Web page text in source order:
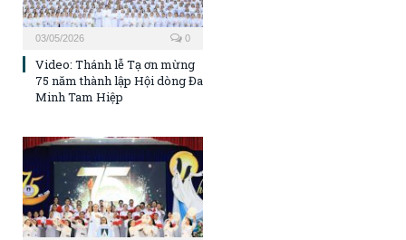
03/05/2026 0
Video: Thánh lễ Tạ ơn mừng
75 năm thành lập Hội dòng Đa
Minh Tam Hiệp